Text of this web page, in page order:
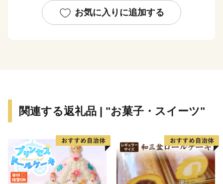
レーや糸満大綱引をはじめ、ウシデーク、棒術、エイサ
ーなどの伝統行事が各字に息づき、また全国でも珍しい
通により、那覇空港との時間距離が15分～20分と短く
業も盛んですが、特に卸売市場を整備し、水産物の国際
的物流拠点を目指しています。
このように糸満市は、平和と伝統と未来が交差する発
お気に入りに追加する
関連する返礼品 | "お菓子・スイーツ"